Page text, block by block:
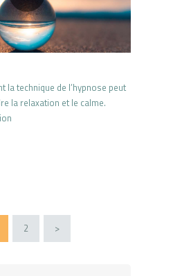
la technique de l’hypnose peut
la relaxation et le calme.
PAGE
2 >